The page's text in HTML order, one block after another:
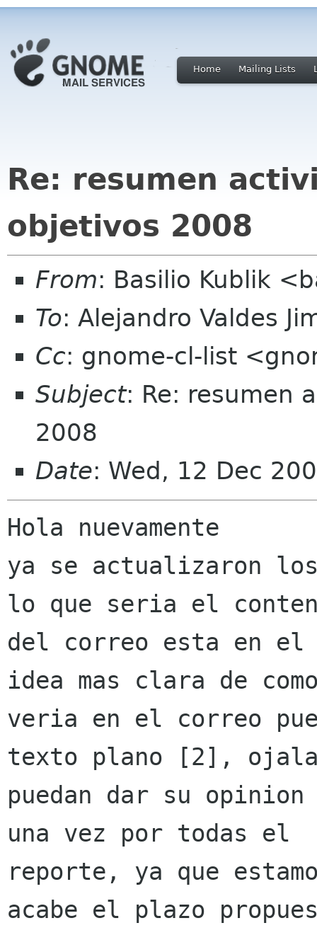
Home Mailing Lists
Re: resumen
objetivos 2008
From: Basilio Kublik
To: Alejandro Valdes
Cc: gnome-cl-list
Subject: Re: resumen
2008
Date: Wed, 12 Dec
Hola nuevamente
ya se actualizaron
lo que seria el
del correo esta en
idea mas clara de
veria en el correo
texto plano [2],
puedan dar su
una vez por todas el
reporte, ya que
acabe el plazo